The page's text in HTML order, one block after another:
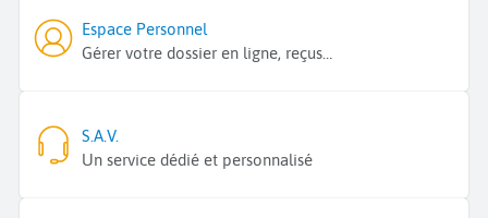
Espace Personnel
Gérer votre dossier en ligne, reçus…
S.A.V.
Un service dédié et personnalisé